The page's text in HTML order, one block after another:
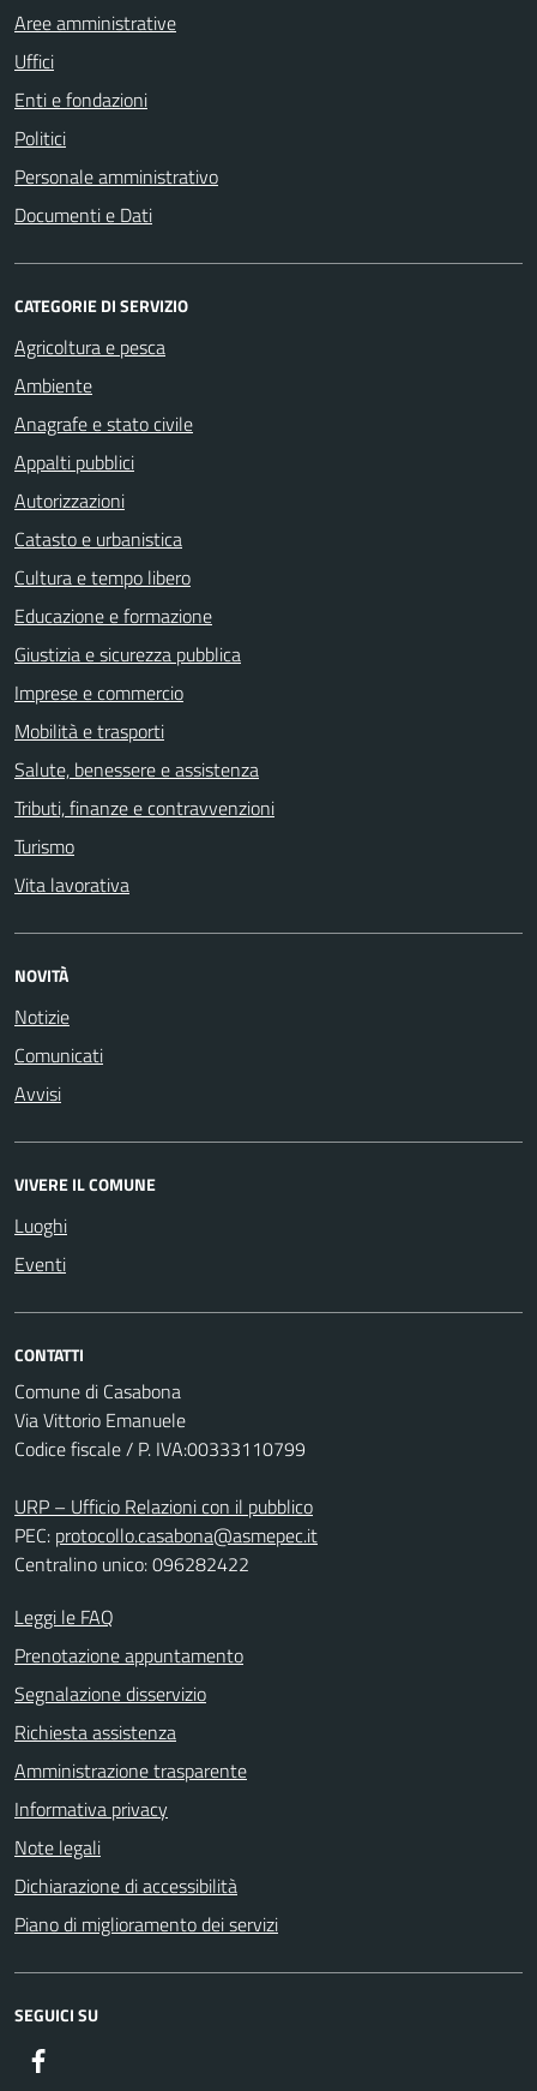
Aree amministrative
Uffici
Enti e fondazioni
Politici
Personale amministrativo
Documenti e Dati
CATEGORIE DI SERVIZIO
Agricoltura e pesca
Ambiente
Anagrafe e stato civile
Appalti pubblici
Autorizzazioni
Catasto e urbanistica
Cultura e tempo libero
Educazione e formazione
Giustizia e sicurezza pubblica
Imprese e commercio
Mobilità e trasporti
Salute, benessere e assistenza
Tributi, finanze e contravvenzioni
Turismo
Vita lavorativa
NOVITÀ
Notizie
Comunicati
Avvisi
VIVERE IL COMUNE
Luoghi
Eventi
CONTATTI
Comune di Casabona
Via Vittorio Emanuele
Codice fiscale / P. IVA:00333110799
URP – Ufficio Relazioni con il pubblico
PEC: protocollo.casabona@asmepec.it
Centralino unico: 096282422
Leggi le FAQ
Prenotazione appuntamento
Segnalazione disservizio
Richiesta assistenza
Amministrazione trasparente
Informativa privacy
Note legali
Dichiarazione di accessibilità
Piano di miglioramento dei servizi
SEGUICI SU